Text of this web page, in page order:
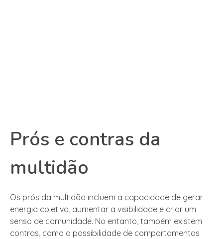
Prós e contras da
multidão
Os prós da multidão incluem a capacidade de gerar
energia coletiva, aumentar a visibilidade e criar um
senso de comunidade. No entanto, também existem
contras, como a possibilidade de comportamentos